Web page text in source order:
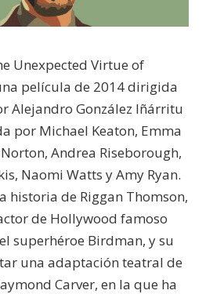
Unexpected Virtue of
película de 2014 dirigida
Alejandro González Iñárritu
por Michael Keaton, Emma
Andrea Riseborough,
Naomi Watts y Amy Ryan.
historia de Riggan Thomson,
de Hollywood famoso
superhéroe Birdman, y su
una adaptación teatral de
Carver, en la que ha